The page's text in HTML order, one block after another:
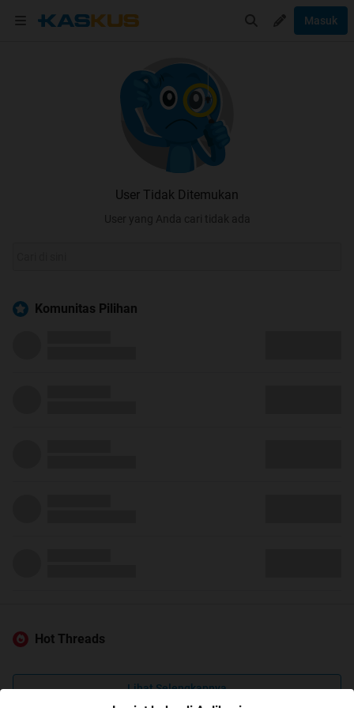
Masuk
User Tidak Ditemukan
User yang Anda cari tidak ada
Komunitas Pilihan
Hot Threads
Lihat Selengkapnya